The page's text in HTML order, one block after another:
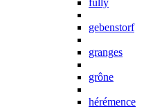
gebenstorf
granges
grône
hérémence